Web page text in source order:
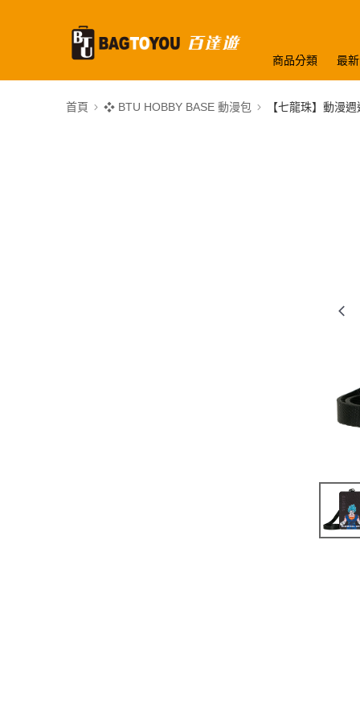
商品分類 最
首頁 ❖ BTU HOBBY BASE 動漫包 【七龍珠】動漫週